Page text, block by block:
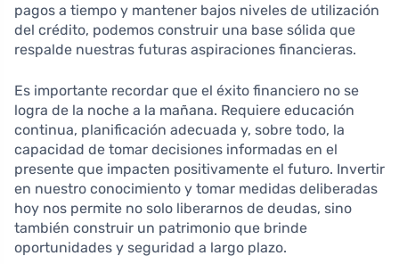
pagos a tiempo y mantener bajos niveles de utilización
del crédito, podemos construir una base sólida que
respalde nuestras futuras aspiraciones financieras.
Es importante recordar que el éxito financiero no se
logra de la noche a la mañana. Requiere educación
continua, planificación adecuada y, sobre todo, la
capacidad de tomar decisiones informadas en el
presente que impacten positivamente el futuro. Invertir
en nuestro conocimiento y tomar medidas deliberadas
hoy nos permite no solo liberarnos de deudas, sino
también construir un patrimonio que brinde
oportunidades y seguridad a largo plazo.